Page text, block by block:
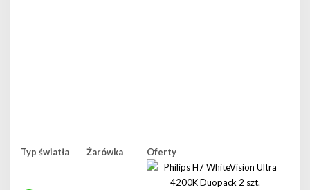
Typ światła Żarówka Oferty